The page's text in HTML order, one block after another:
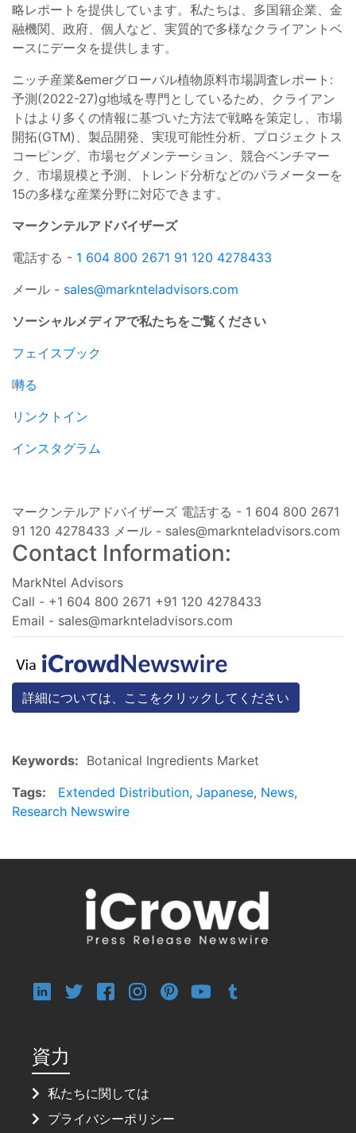
略レポートを提供しています。私たちは、多国籍企業、金
融機関、政府、個人など、実質的で多様なクライアントベ
ースにデータを提供します。
ニッチ産業&emerグローバル植物原料市場調査レポート:
予測(2022-27)g地域を専門としているため、クライアン
トはより多くの情報に基づいた方法で戦略を策定し、市場
開拓(GTM)、製品開発、実現可能性分析、プロジェクトス
コーピング、市場セグメンテーション、競合ベンチマー
ク、市場規模と予測、トレンド分析などのパラメーターを
15の多様な産業分野に対応できます。
マークンテルアドバイザーズ
電話する - 1 604 800 2671 91 120 4278433
メール - sales@marknteladvisors.com
ソーシャルメディアで私たちをご覧ください
フェイスブック
囀る
リンクトイン
インスタグラム
マークンテルアドバイザーズ 電話する - 1 604 800 2671
91 120 4278433 メール - sales@marknteladvisors.com
Contact Information:
MarkNtel Advisors
Call - +1 604 800 2671 +91 120 4278433
Email - sales@marknteladvisors.com
詳細については、ここをクリックしてください
Keywords: Botanical Ingredients Market
Tags:
Extended Distribution, Japanese, News,
Research Newswire
資力
私たちに関しては
プライバシーポリシー